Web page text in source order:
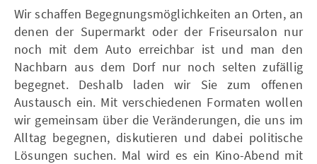
Wir schaffen Begegnungsmöglichkeiten an Orten, an
denen der Supermarkt oder der Friseursalon nur
noch mit dem Auto erreichbar ist und man den
Nachbarn aus dem Dorf nur noch selten zufällig
begegnet. Deshalb laden wir Sie zum offenen
Austausch ein. Mit verschiedenen Formaten wollen
wir gemeinsam über die Veränderungen, die uns im
Alltag begegnen, diskutieren und dabei politische
Lösungen suchen. Mal wird es ein Kino-Abend mit